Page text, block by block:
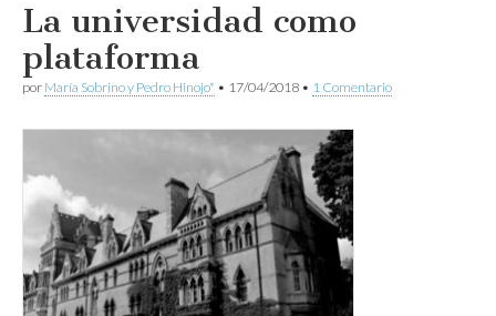
La universidad como
plataforma
por María Sobrino y Pedro Hinojo* • 17/04/2018 • 1 Comentario